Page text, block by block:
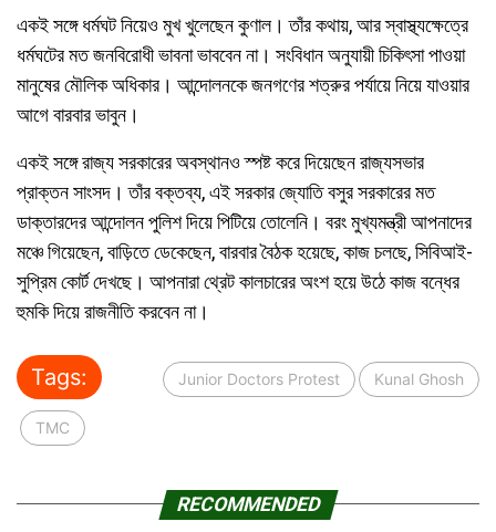
একই সঙ্গে ধর্মঘট নিয়েও মুখ খুলেছেন কুণাল। তাঁর কথায়, আর স্বাস্থ্যক্ষেত্রে
ধর্মঘটের মত জনবিরোধী ভাবনা ভাববেন না। সংবিধান অনুযায়ী চিকিৎসা পাওয়া
মানুষের মৌলিক অধিকার। আন্দোলনকে জনগণের শত্রুর পর্যায়ে নিয়ে যাওয়ার
আগে বারবার ভাবুন।
একই সঙ্গে রাজ্য সরকারের অবস্থানও স্পষ্ট করে দিয়েছেন রাজ্যসভার
প্রাক্তন সাংসদ। তাঁর বক্তব্য, এই সরকার জ্যোতি বসুর সরকারের মত
ডাক্তারদের আন্দোলন পুলিশ দিয়ে পিটিয়ে তোলেনি। বরং মুখ্যমন্ত্রী আপনাদের
মঞ্চে গিয়েছেন, বাড়িতে ডেকেছেন, বারবার বৈঠক হয়েছে, কাজ চলছে, সিবিআই-
সুপ্রিম কোর্ট দেখছে। আপনারা থ্রেট কালচারের অংশ হয়ে উঠে কাজ বন্ধের
হুমকি দিয়ে রাজনীতি করবেন না।
Tags: Junior Doctors Protest Kunal Ghosh
TMC
RECOMMENDED